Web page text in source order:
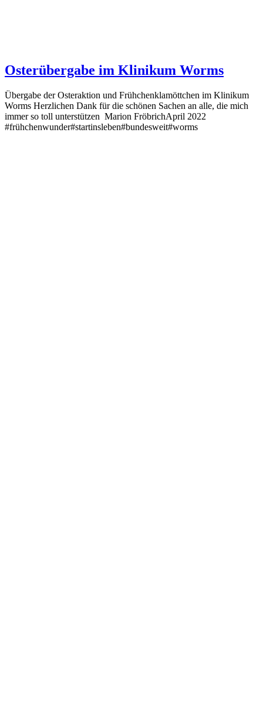
Osterübergabe im Klinikum Worms
Übergabe der Osteraktion und Frühchenklamöttchen im Klinikum
Worms Herzlichen Dank für die schönen Sachen an alle, die mich
immer so toll unterstützen Marion FröbrichApril 2022
#frühchenwunder#startinsleben#bundesweit#worms